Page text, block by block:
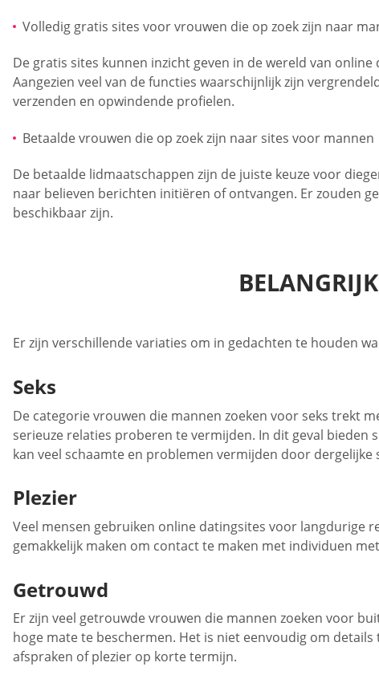
Volledig gratis sites voor vrouwen die op zoek zijn naar
De gratis sites kunnen inzicht geven in de wereld van
Aangezien veel van de functies waarschijnlijk zijn
verzenden en opwindende profielen.
Betaalde vrouwen die op zoek zijn naar sites voor mannen
De betaalde lidmaatschappen zijn de juiste keuze voor
naar believen berichten initiëren of ontvangen. Er zouden
beschikbaar zijn.
Er zijn verschillende variaties om in gedachten te houden
Seks
De categorie vrouwen die mannen zoeken voor seks trekt
serieuze relaties proberen te vermijden. In dit geval bieden
kan veel schaamte en problemen vermijden door
Plezier
Veel mensen gebruiken online datingsites voor langdurige
gemakkelijk maken om contact te maken met individuen
Getrouwd
Er zijn veel getrouwde vrouwen die mannen zoeken voor
hoge mate te beschermen. Het is niet eenvoudig om
afspraken of plezier op korte termijn.